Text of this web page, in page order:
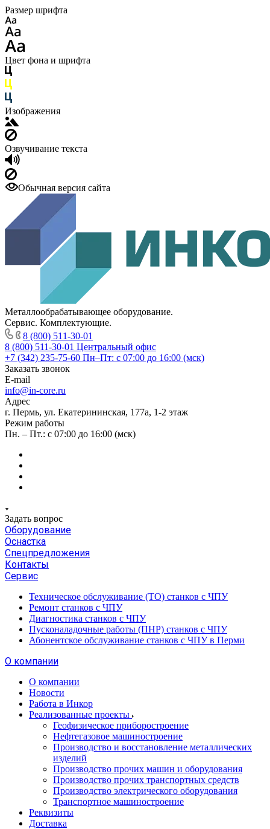
Размер шрифта
Цвет фона и шрифта
Изображения
Озвучивание текста
Обычная версия сайта
Металлообрабатывающее оборудование.
Сервис. Комплектующие.
8 (800) 511-30-01
8 (800) 511-30-01 Центральный офис
+7 (342) 235-75-60 Пн–Пт: с 07:00 до 16:00 (мск)
Заказать звонок
E-mail
info@in-core.ru
Адрес
г. Пермь, ул. ​Екатерининская, 177а, ​1-2 этаж
Режим работы
Пн. – Пт.: с 07:00 до 16:00 (мск)
Задать вопрос
Оборудование
Оснастка
Спецпредложения
Контакты
Сервис
Техническое обслуживание (ТО) станков с ЧПУ
Ремонт станков с ЧПУ
Диагностика станков с ЧПУ
Пусконаладочные работы (ПНР) станков с ЧПУ
Абонентское обслуживание станков с ЧПУ в Перми
О компании
О компании
Новости
Работа в Инкор
Реализованные проекты
Геофизическое приборостроение
Нефтегазовое машиностроение
Производство и восстановление металлических
изделий
Производство прочих машин и оборудования
Производство прочих транспортных средств
Производство электрического оборудования
Транспортное машиностроение
Реквизиты
Доставка